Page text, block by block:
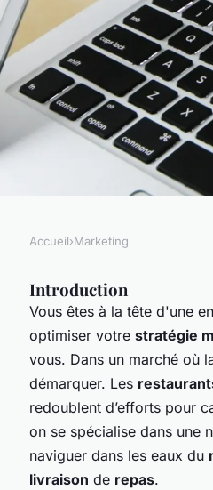
de
repas
Accueil›Marketing
Introduction
Vous êtes à la tête d'une
optimiser votre stratégie
vous. Dans un marché où
démarquer. Les
redoublent d’efforts pour
on se spécialise dans une
naviguer dans les eaux du
livraison de repas.